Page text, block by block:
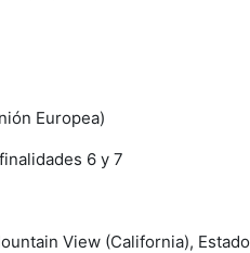
Europea)
6 y 7
View (California),